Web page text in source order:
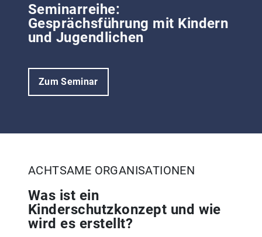
Seminarreihe:
Gesprächsführung mit Kindern
und Jugendlichen
Zum Seminar
ACHTSAME ORGANISATIONEN
Was ist ein
Kinderschutzkonzept und wie
wird es erstellt?